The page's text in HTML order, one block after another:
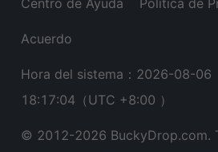
Centro de Ayuda Política de
Acuerdo
Hora del sistema：2026-08-06
18:17:05 （UTC +8:00 ）
© 2012-2026 BuckyDrop.com.